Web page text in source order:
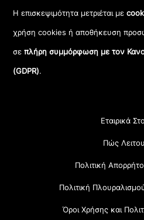
Η επισκεψιμότητα μετριέται με
χρήση cookies ή αποθήκευση
σεπλήρη συμμόρφωση με τον
(GDPR).
Εταιρικά
Πώς
Πολιτική
Πολιτική
Όροι Χρήσης και